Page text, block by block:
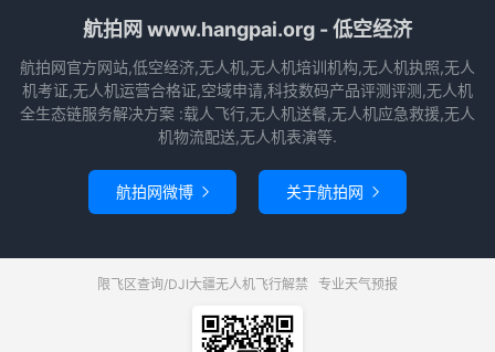
航拍网 www.hangpai.org - 低空经济
航拍网官方网站,低空经济,无人机,无人机培训机构,无人机执照,无人
机考证,无人机运营合格证,空域申请,科技数码产品评测评测,无人机
全生态链服务解决方案 :载人飞行,无人机送餐,无人机应急救援,无人
机物流配送,无人机表演等.
航拍网微博  关于航拍网 
限飞区查询/DJI大疆无人机飞行解禁 专业天气预报